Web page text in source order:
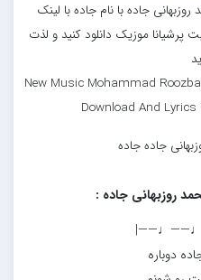
جاده با نام جاده با لینک
پرشیانا موزیک دانلود کنید و لذت
New Music Mohammad
Download And
روزبهانی جاده :
دوباره